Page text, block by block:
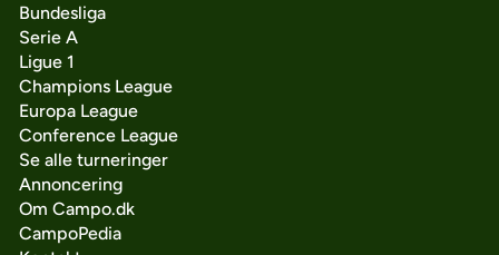
Bundesliga
Serie A
Ligue 1
Champions League
Europa League
Conference League
Se alle turneringer
Annoncering
Om Campo.dk
CampoPedia